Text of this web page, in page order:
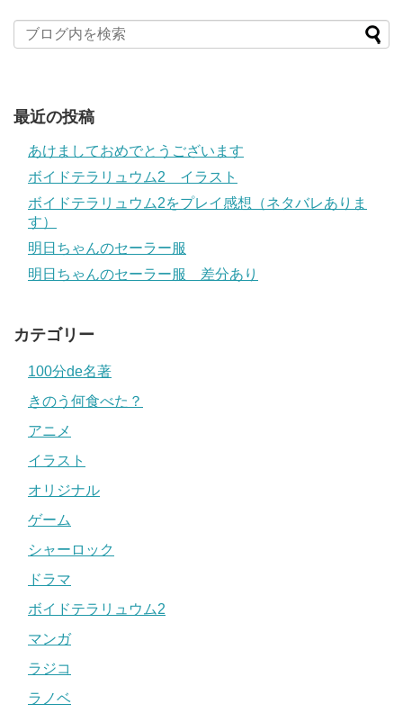
最近の投稿
あけましておめでとうございます
ボイドテラリュウム2 イラスト
ボイドテラリュウム2をプレイ感想（ネタバレありま
す）
明日ちゃんのセーラー服
明日ちゃんのセーラー服 差分あり
カテゴリー
100分de名著
きのう何食べた？
アニメ
イラスト
オリジナル
ゲーム
シャーロック
ドラマ
ボイドテラリュウム2
マンガ
ラジコ
ラノベ